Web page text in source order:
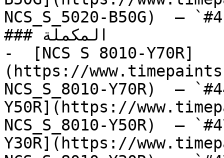
NCS_S_5020-B50G)  —
### المكملة
-  [NCS S 8010-Y70R]
(https://
NCS_S_8010-Y70R)  —
Y50R](https://
NCS_S_8010-Y50R)  —
Y30R](https://